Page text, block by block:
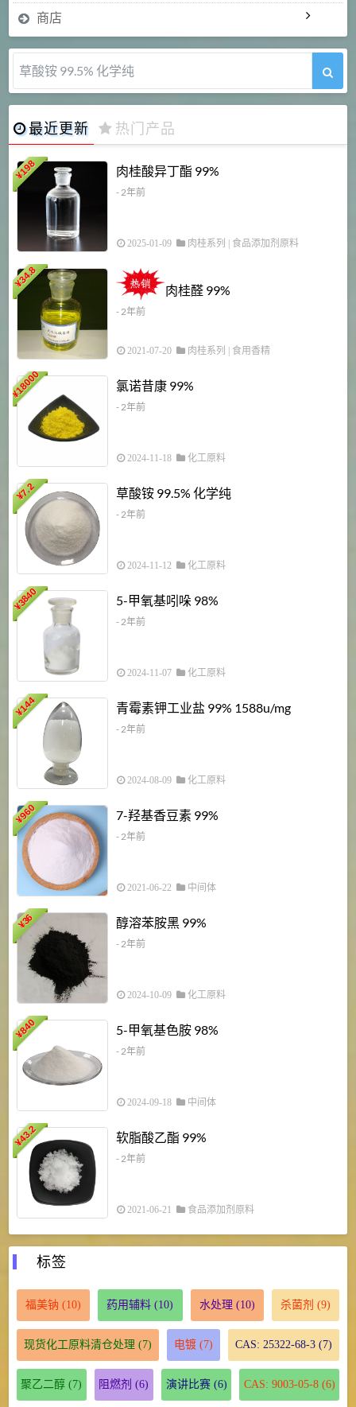
商店
草酸铵 99.5% 化学纯
最近更新 热门产品
¥
198 肉桂酸异丁酯 99%
- 2年前
2025-01-09 肉桂系列 食品添加剂原料
¥
34.8
肉桂醛 99%
- 2年前
2021-07-20 肉桂系列 食用香精
¥
18000 氯诺昔康 99%
- 2年前
2024-11-18 化工原料
¥
7.2 草酸铵 99.5% 化学纯
- 2年前
2024-11-12 化工原料
¥
3840 5-甲氧基吲哚 98%
- 2年前
2024-11-07 化工原料
¥
144 青霉素钾工业盐 99% 1588u/mg
- 2年前
2024-08-09 化工原料
¥
960 7-羟基香豆素 99%
- 2年前
2021-06-22 中间体
¥
36 醇溶苯胺黑 99%
- 2年前
2024-10-09 化工原料
¥
840 5-甲氧基色胺 98%
- 2年前
2024-09-18 中间体
¥
43.2 软脂酸乙酯 99%
- 2年前
2021-06-21 食品添加剂原料
标签
福美钠 (10) 药用辅料 (10) 水处理 (10) 杀菌剂 (9)
现货化工原料清仓处理 (7) 电镀 (7) CAS: 25322-68-3 (7)
聚乙二醇 (7) 阻燃剂 (6) 演讲比赛(6) CAS: 9003-05-8(6)